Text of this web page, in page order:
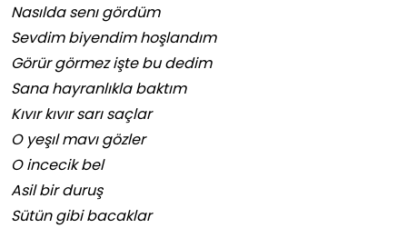
Nasılda senı gördüm
Sevdim biyendim hoşlandım
Görür görmez işte bu dedim
Sana hayranlıkla baktım
Kıvır kıvır sarı saçlar
O yeşıl mavı gözler
O incecik bel
Asil bir duruş
Sütün gibi bacaklar